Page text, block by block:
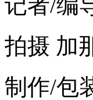
拍摄 加
制作/包